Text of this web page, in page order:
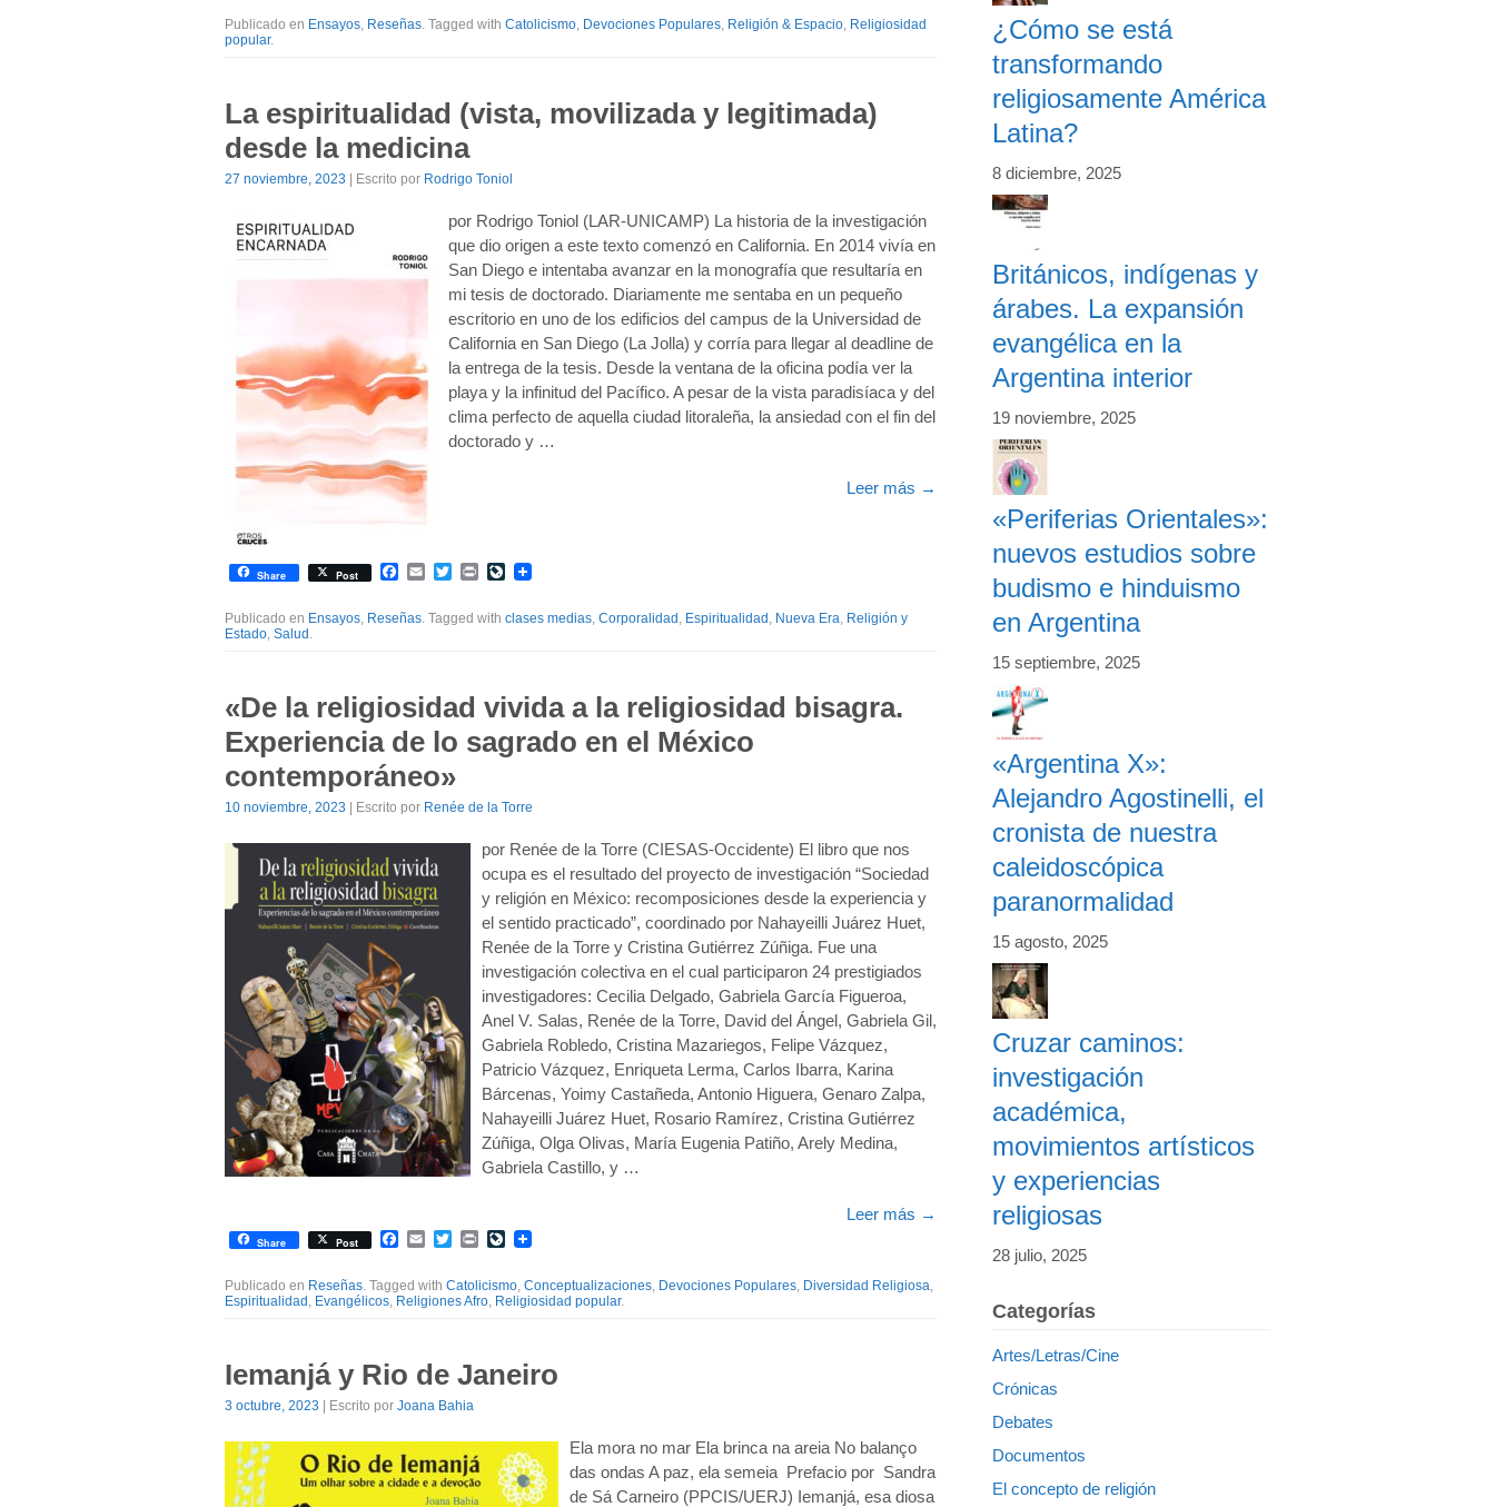
Publicado en Ensayos, Reseñas. Tagged with Catolicismo, Devociones Populares, Religión & Espacio, Religiosidad
popular.
La espiritualidad (vista, movilizada y legitimada)
desde la medicina
27 noviembre, 2023 | Escrito por Rodrigo Toniol
por Rodrigo Toniol (LAR-UNICAMP) La historia de la investigación
que dio origen a este texto comenzó en California. En 2014 vivía en
San Diego e intentaba avanzar en la monografía que resultaría en
mi tesis de doctorado. Diariamente me sentaba en un pequeño
escritorio en uno de los edificios del campus de la Universidad de
California en San Diego (La Jolla) y corría para llegar al deadline de
la entrega de la tesis. Desde la ventana de la oficina podía ver la
playa y la infinitud del Pacífico. A pesar de la vista paradisíaca y del
clima perfecto de aquella ciudad litoraleña, la ansiedad con el fin del
doctorado y …
Leer más →
Share Post Facebook
EmailTwitterPrintLiveJournal
Publicado en Ensayos, Reseñas. Tagged with clases medias, Corporalidad , Espiritualidad , Nueva Era, Religión y
Estado, Salud .
«De la religiosidad vivida a la religiosidad bisagra.
Experiencia de lo sagrado en el México
contemporáneo»
10 noviembre, 2023 | Escrito por Renée de la Torre
por Renée de la Torre (CIESAS-Occidente) El libro que nos
ocupa es el resultado del proyecto de investigación “Sociedad
y religión en México: recomposiciones desde la experiencia y
el sentido practicado”, coordinado por Nahayeilli Juárez Huet,
Renée de la Torre y Cristina Gutiérrez Zúñiga. Fue una
investigación colectiva en el cual participaron 24 prestigiados
investigadores: Cecilia Delgado, Gabriela García Figueroa,
Anel V. Salas, Renée de la Torre, David del Ángel, Gabriela Gil,
Gabriela Robledo, Cristina Mazariegos, Felipe Vázquez,
Patricio Vázquez, Enriqueta Lerma, Carlos Ibarra, Karina
Bárcenas, Yoimy Castañeda, Antonio Higuera, Genaro Zalpa,
Nahayeilli Juárez Huet, Rosario Ramírez, Cristina Gutiérrez
Zúñiga, Olga Olivas, María Eugenia Patiño, Arely Medina,
Gabriela Castillo, y …
Leer más →
Share Post Facebook
EmailTwitterPrintLiveJournal
Publicado en Reseñas. Tagged with Catolicismo, Conceptualizaciones, Devociones Populares, Diversidad Religiosa,
Espiritualidad , Evangélicos, Religiones Afro, Religiosidad popular.
Iemanjá y Rio de Janeiro
3 octubre, 2023 | Escrito por Joana Bahia
Ela mora no mar Ela brinca na areia No balanço
das ondas A paz, ela semeia Prefacio por Sandra
de Sá Carneiro (PPCIS/UERJ) Iemanjá, esa diosa
¿Cómo se está
transformando
religiosamente América
Latina?
8 diciembre, 2025
Británicos, indígenas y
árabes. La expansión
evangélica en la
Argentina interior
19 noviembre, 2025
«Periferias Orientales»:
nuevos estudios sobre
budismo e hinduismo
en Argentina
15 septiembre, 2025
«Argentina X»:
Alejandro Agostinelli, el
cronista de nuestra
caleidoscópica
paranormalidad
15 agosto, 2025
Cruzar caminos:
investigación
académica,
movimientos artísticos
y experiencias
religiosas
28 julio, 2025
Categorías
Artes/Letras/Cine
Crónicas
Debates
Documentos
El concepto de religión